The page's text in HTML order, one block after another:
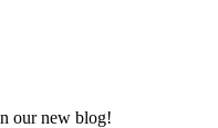
our new blog!